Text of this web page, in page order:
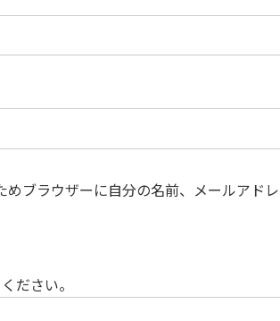
ブラウザーに自分の名前、メールアドレ
ださい。